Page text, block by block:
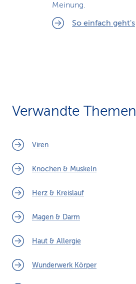
Meinung.
So einfach geht's
Verwandte Themen
Viren
Knochen & Muskeln
Herz & Kreislauf
Magen & Darm
Haut & Allergie
Wunderwerk Körper